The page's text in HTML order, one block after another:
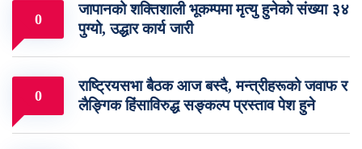
0
जापानको शक्तिशाली भूकम्पमा मृत्यु हुनेको संख्या ३४
पुग्यो, उद्धार कार्य जारी
0
राष्ट्रियसभा बैठक आज बस्दै, मन्त्रीहरूको जवाफ र
लैङ्गिक हिंसाविरुद्ध सङ्कल्प प्रस्ताव पेश हुने